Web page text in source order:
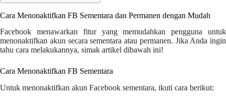
Cara Menonaktifkan FB Sementara dan Permanen dengan Mudah
Facebook menawarkan fitur yang memudahkan pengguna untuk
menonaktifkan akun secara sementara atau permanen. Jika Anda ingin
tahu cara melakukannya, simak artikel dibawah ini!
Cara Menonaktifkan FB Sementara
Untuk menonaktifkan akun Facebook sementara, ikuti cara berikut: